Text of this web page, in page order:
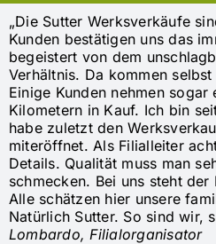
„Die Sutter Werksverkäufe
Kunden bestätigen uns das
begeistert von dem
Verhältnis. Da kommen
Einige Kunden nehmen
Kilometern in Kauf. Ich bin
habe zuletzt den
miteröffnet. Als Filialleiter
Details. Qualität muss man
schmecken. Bei uns steht
Alle schätzen hier unsere
Natürlich Sutter. So sind wir,
Lombardo, Filialorganisator